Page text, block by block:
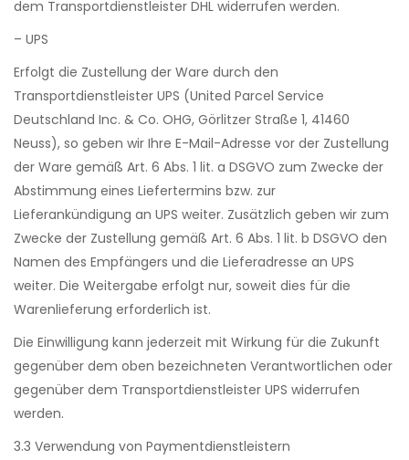
dem Transportdienstleister DHL widerrufen werden.
– UPS
Erfolgt die Zustellung der Ware durch den
Transportdienstleister UPS (United Parcel Service
Deutschland Inc. & Co. OHG, Görlitzer Straße 1, 41460
Neuss), so geben wir Ihre E-Mail-Adresse vor der Zustellung
der Ware gemäß Art. 6 Abs. 1 lit. a DSGVO zum Zwecke der
Abstimmung eines Liefertermins bzw. zur
Lieferankündigung an UPS weiter. Zusätzlich geben wir zum
Zwecke der Zustellung gemäß Art. 6 Abs. 1 lit. b DSGVO den
Namen des Empfängers und die Lieferadresse an UPS
weiter. Die Weitergabe erfolgt nur, soweit dies für die
Warenlieferung erforderlich ist.
Die Einwilligung kann jederzeit mit Wirkung für die Zukunft
gegenüber dem oben bezeichneten Verantwortlichen oder
gegenüber dem Transportdienstleister UPS widerrufen
werden.
3.3 Verwendung von Paymentdienstleistern